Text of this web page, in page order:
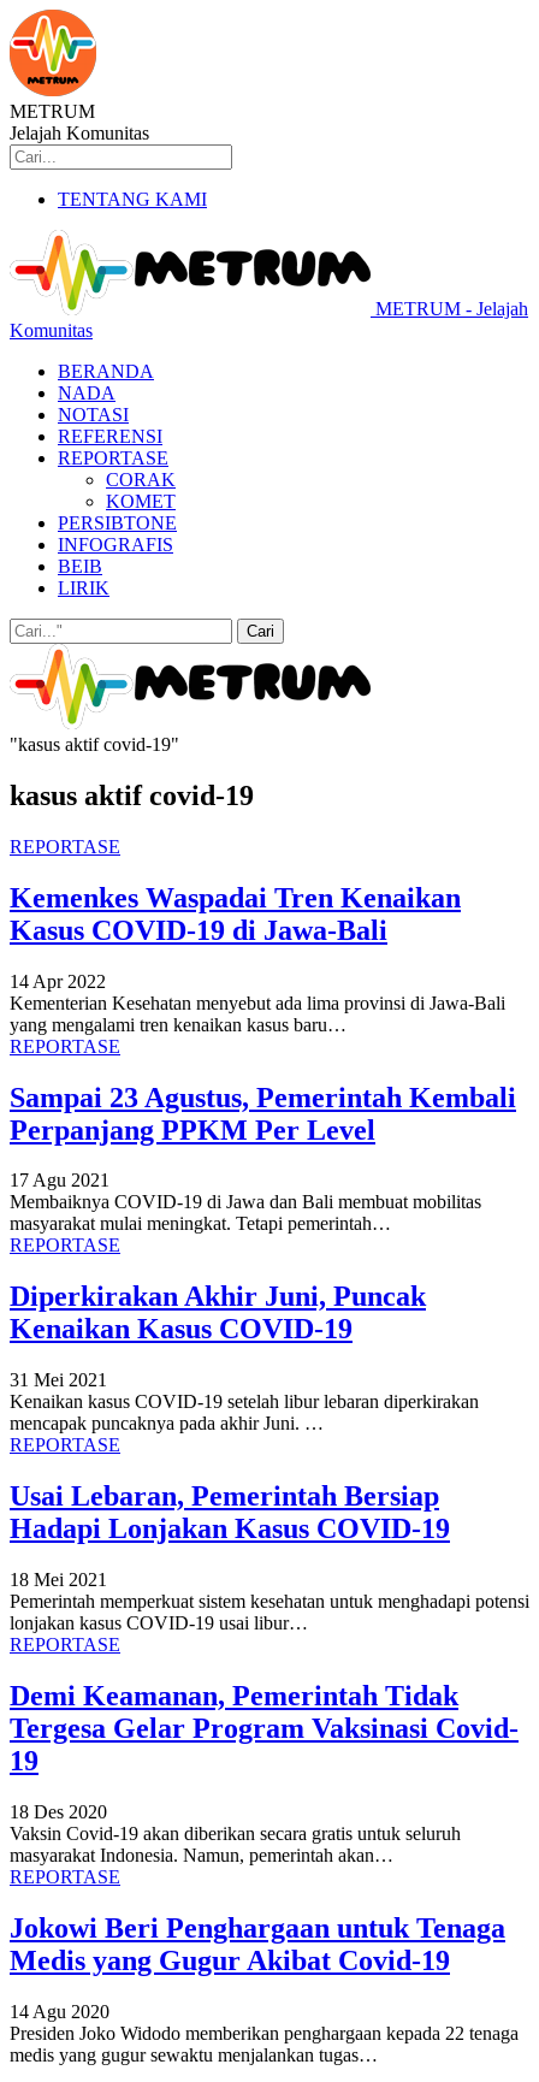
METRUM
Jelajah Komunitas
TENTANG KAMI
METRUM - Jelajah
Komunitas
BERANDA
NADA
NOTASI
REFERENSI
REPORTASE
CORAK
KOMET
PERSIBTONE
INFOGRAFIS
BEIB
LIRIK
"kasus aktif covid-19"
kasus aktif covid-19
REPORTASE
Kemenkes Waspadai Tren Kenaikan
Kasus COVID-19 di Jawa-Bali
14 Apr 2022
Kementerian Kesehatan menyebut ada lima provinsi di Jawa-Bali
yang mengalami tren kenaikan kasus baru…
REPORTASE
Sampai 23 Agustus, Pemerintah Kembali
Perpanjang PPKM Per Level
17 Agu 2021
Membaiknya COVID-19 di Jawa dan Bali membuat mobilitas
masyarakat mulai meningkat. Tetapi pemerintah…
REPORTASE
Diperkirakan Akhir Juni, Puncak
Kenaikan Kasus COVID-19
31 Mei 2021
Kenaikan kasus COVID-19 setelah libur lebaran diperkirakan
mencapak puncaknya pada akhir Juni. …
REPORTASE
Usai Lebaran, Pemerintah Bersiap
Hadapi Lonjakan Kasus COVID-19
18 Mei 2021
Pemerintah memperkuat sistem kesehatan untuk menghadapi potensi
lonjakan kasus COVID-19 usai libur…
REPORTASE
Demi Keamanan, Pemerintah Tidak
Tergesa Gelar Program Vaksinasi Covid-
19
18 Des 2020
Vaksin Covid-19 akan diberikan secara gratis untuk seluruh
masyarakat Indonesia. Namun, pemerintah akan…
REPORTASE
Jokowi Beri Penghargaan untuk Tenaga
Medis yang Gugur Akibat Covid-19
14 Agu 2020
Presiden Joko Widodo memberikan penghargaan kepada 22 tenaga
medis yang gugur sewaktu menjalankan tugas…